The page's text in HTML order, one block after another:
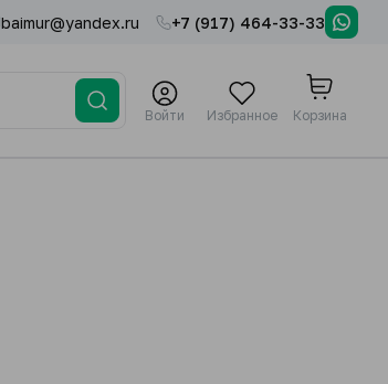
baimur@yandex.ru +7 (917) 464-33-33
Войти Избранное Корзина